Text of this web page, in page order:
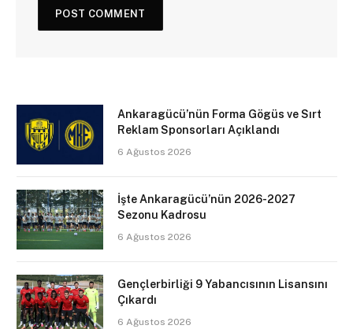
Ankaragücü’nün Forma Gögüs ve Sırt
Reklam Sponsorları Açıklandı
6 Ağustos 2026
İşte Ankaragücü’nün 2026-2027
Sezonu Kadrosu
6 Ağustos 2026
Gençlerbirliği 9 Yabancısının Lisansını
Çıkardı
6 Ağustos 2026